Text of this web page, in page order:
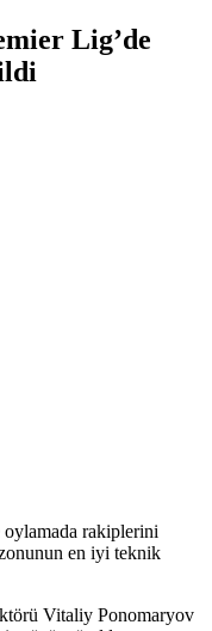
Lig’de
oylamada rakiplerini
en iyi teknik
Vitaliy Ponomaryov